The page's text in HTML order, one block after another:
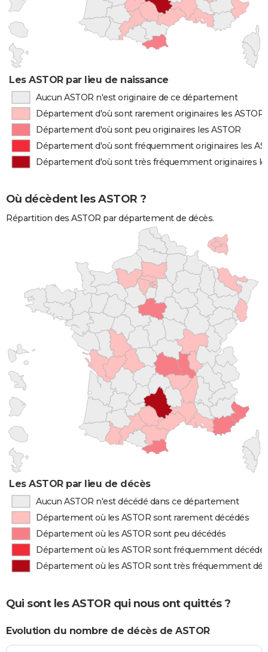
Les ASTOR par lieu de naissance
Aucun ASTOR n'est originaire de ce département
Département d'où sont rarement originaires les ASTOR
Département d'où sont peu originaires les ASTOR
Département d'où sont fréquemment originaires les
Département d'où sont très fréquemment originaires
Où décèdent les ASTOR ?
Répartition des ASTOR par département de décès.
Les ASTOR par lieu de décès
Aucun ASTOR n'est décédé dans ce département
Département où les ASTOR sont rarement décédés
Département où les ASTOR sont peu décédés
Département où les ASTOR sont fréquemment
Département où les ASTOR sont très fréquemment
Qui sont les ASTOR qui nous ont quittés ?
Evolution du nombre de décès de ASTOR